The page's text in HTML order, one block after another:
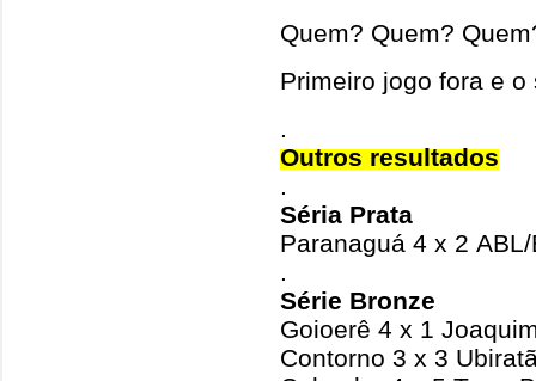
Quem? Quem?
Primeiro jogo fora e
.
Outros resultados
.
Séria Prata
Paranaguá 4 x 2
.
Série Bronze
Goioerê 4 x 1
Contorno 3 x 3